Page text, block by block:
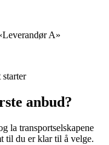
A»
anbud?
la transportselskapene
til du er klar til å velge.